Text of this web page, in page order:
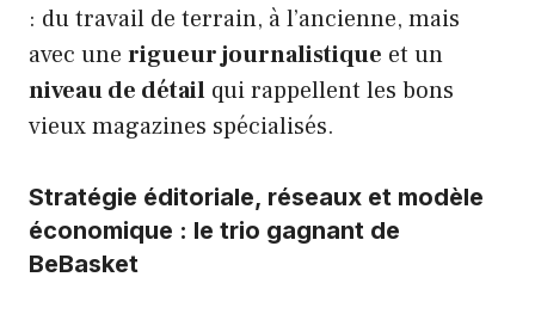
: du travail de terrain, à l’ancienne, mais
avec une rigueur journalistique et un
niveau de détail qui rappellent les bons
vieux magazines spécialisés.
Stratégie éditoriale, réseaux et modèle
économique : le trio gagnant de
BeBasket